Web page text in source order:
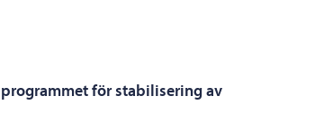
för stabilisering av